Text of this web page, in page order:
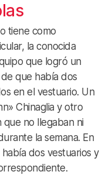
tiene como
la conocida
que logró un
que había dos
en el vestuario. Un
Chinaglia y otro
que no llegaban ni
la semana. En
dos vestuarios y